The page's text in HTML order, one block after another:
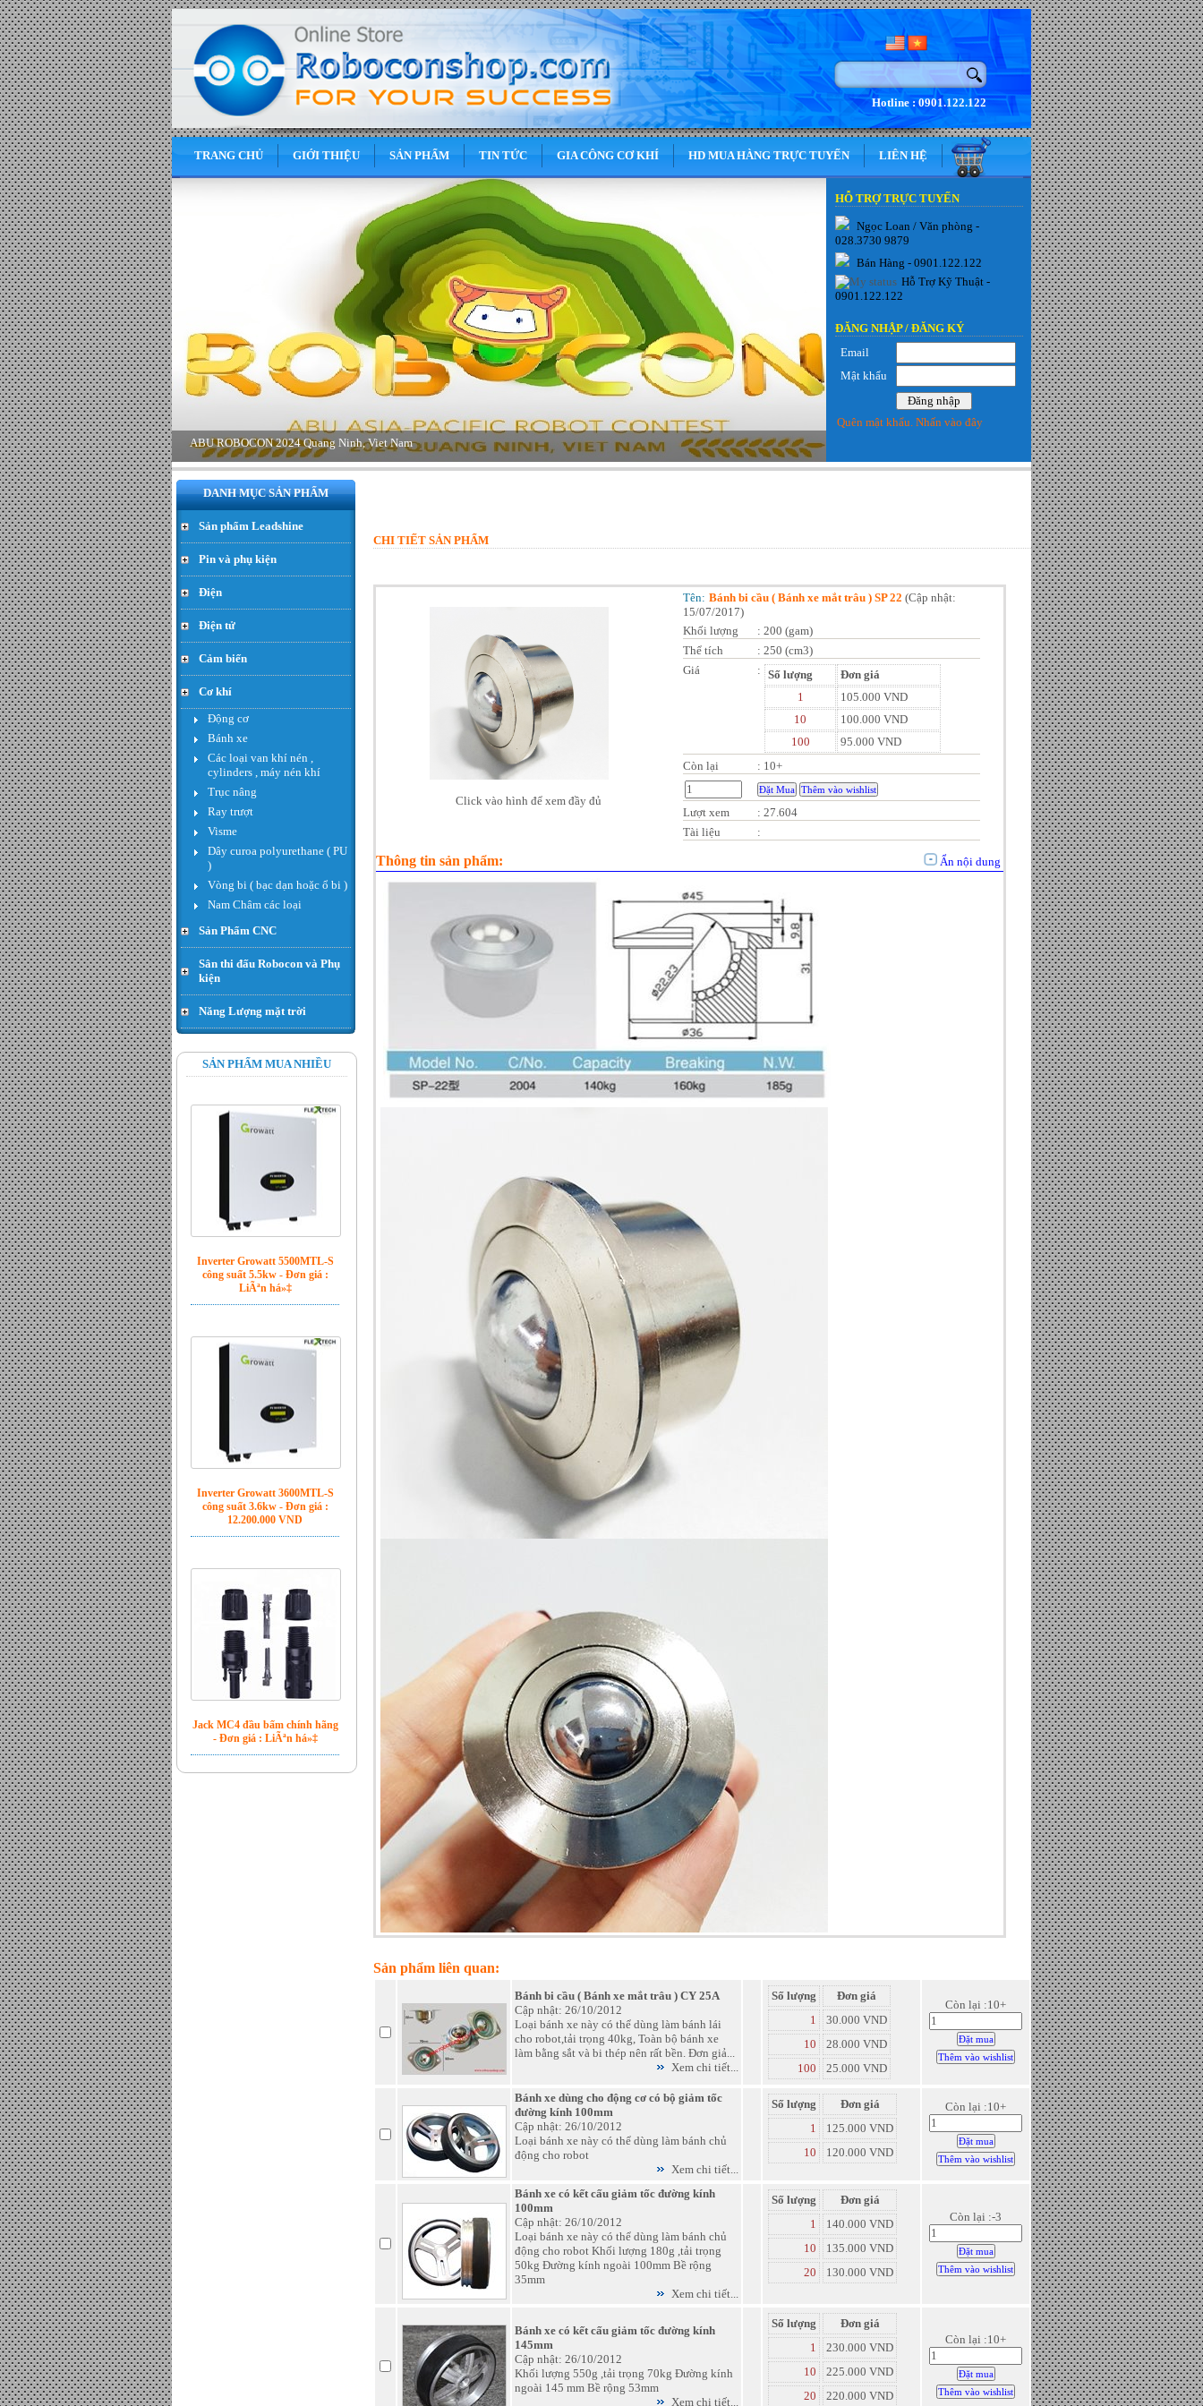
Hotline : 0901.122.122
TRANG CHỦ GIỚI THIỆU SẢN PHẨM TIN TỨC GIA CÔNG CƠ KHÍ HD MUA HÀNG TRỰC TUYẾN LIÊN HỆ
HỖ TRỢ TRỰC TUYẾN
Ngọc Loan / Văn phòng -
028.3730 9879
Bán Hàng - 0901.122.122
Hỗ Trợ Kỹ Thuật -
0901.122.122
ĐĂNG NHẬP / ĐĂNG KÝ
Email
Mật khẩu
Quên mật khẩu. Nhấn vào đây
DANH MỤC SẢN PHẨM
Sản phẩm Leadshine
Pin và phụ kiện
Điện
Điện tử
Cảm biến
Cơ khí
Động cơ
Bánh xe
Các loại van khí nén ,
cylinders , máy nén khí
Trục nâng
Ray trượt
Visme
Dây curoa polyurethane ( PU
)
Vòng bi ( bạc dạn hoặc ổ bi )
Nam Châm các loại
Sản Phẩm CNC
Sân thi đấu Robocon và Phụ
kiện
Năng Lượng mặt trời
SẢN PHẨM MUA NHIỀU
Động cơ Servo có bộ giảm tốc
rời loại 60W - Đơn giá : 650.000
Động cơ Planet 24V 60w
468rpm encoder 13ppr - Đơn
giá : LiÃªn há»‡
Hạt thóc - Đơn giá : 300.000
VND
công suất 5.5kw - Đơn giá :
LiÃªn há»‡
công suất 3.6kw - Đơn giá :
12.200.000 VND
- Đơn giá : LiÃªn há»‡
CHI TIẾT SẢN PHẨM
Click vào hình để xem đầy đủ
Tên: Bánh bi cầu ( Bánh xe mắt trâu ) SP 22 (Cập nhật:
15/07/2017)
Khối lượng
: 200 (gam)
Thể tích
: 250 (cm3)
Giá
: Số lượng
Đơn giá
1
105.000 VND
10
100.000 VND
100
95.000 VND
Còn lại
: 10+
Lượt xem : 27.604
Tài liệu
:
Thông tin sản phẩm: Ẩn nội dung
Sản phẩm liên quan:
Bánh bi cầu ( Bánh xe mắt trâu ) CY 25A
Cập nhật: 26/10/2012
Loại bánh xe này có thể dùng làm bánh lái
cho robot,tải trọng 40kg, Toàn bộ bánh xe
làm bằng sắt và bi thép nên rất bền. Đơn giả...
Xem chi tiết...
Số lượng
Đơn giá
1
30.000 VND
10
28.000 VND
100
25.000 VND
Còn lại :10+
Bánh xe dùng cho động cơ có bộ giảm tốc
đường kính 100mm
Cập nhật: 26/10/2012
Loại bánh xe này có thể dùng làm bánh chủ
động cho robot
Xem chi tiết...
Số lượng
Đơn giá
1
125.000 VND
10
120.000 VND
Còn lại :10+
Bánh xe có kết cấu giảm tốc đường kính
100mm
Cập nhật: 26/10/2012
Loại bánh xe này có thể dùng làm bánh chủ
động cho robot Khối lượng 180g ,tải trọng
50kg Đường kính ngoài 100mm Bề rộng
35mm
Xem chi tiết...
Số lượng
Đơn giá
1
140.000 VND
10
135.000 VND
20
130.000 VND
Còn lại :-3
Bánh xe có kết cấu giảm tốc đường kính
145mm
Cập nhật: 26/10/2012
Khối lượng 550g ,tải trọng 70kg Đường kính
ngoài 145 mm Bề rộng 53mm
Xem chi tiết...
Số lượng
Đơn giá
1
230.000 VND
10
225.000 VND
20
220.000 VND
Còn lại :10+